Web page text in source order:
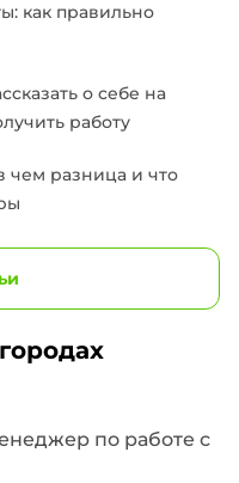
как правильно
о себе на
работу
чем разница и что
по работе с